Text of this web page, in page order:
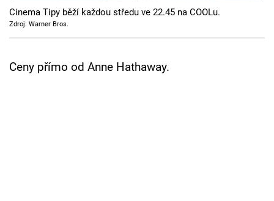
TV Program
Cinema Tipy běží každou středu ve 22.45 na COOLu.
Zdroj: Warner Bros.
Ceny přímo od Anne Hathaway.